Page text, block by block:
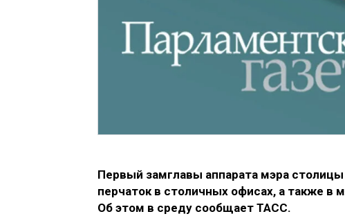
Первый замглавы аппарата мэра
перчаток в столичных офисах, а также в
Об этом в среду сообщает ТАСС.